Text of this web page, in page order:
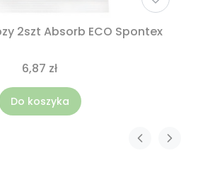
2szt Absorb ECO Spontex
6,87 zł
Do koszyka